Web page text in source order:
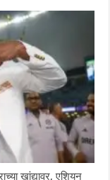
खांद्यावर, एशियन